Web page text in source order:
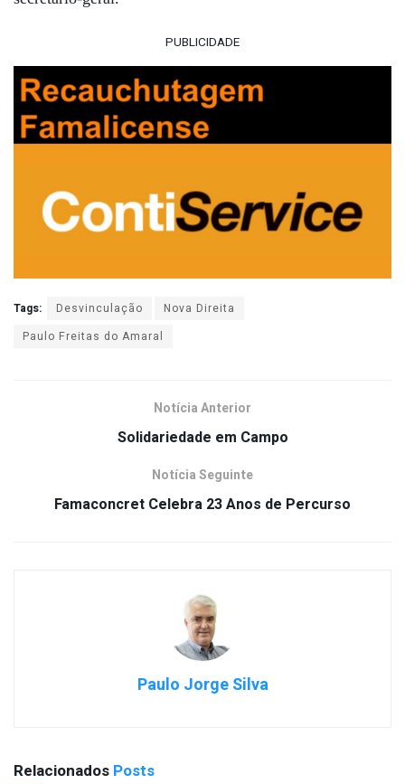
PUBLICIDADE
Tags: Desvinculação
Nova Direita
Paulo Freitas do Amaral
Notícia Anterior
Solidariedade em Campo
Notícia Seguinte
Famaconcret Celebra 23 Anos de Percurso
Paulo Jorge Silva
Relacionados Posts